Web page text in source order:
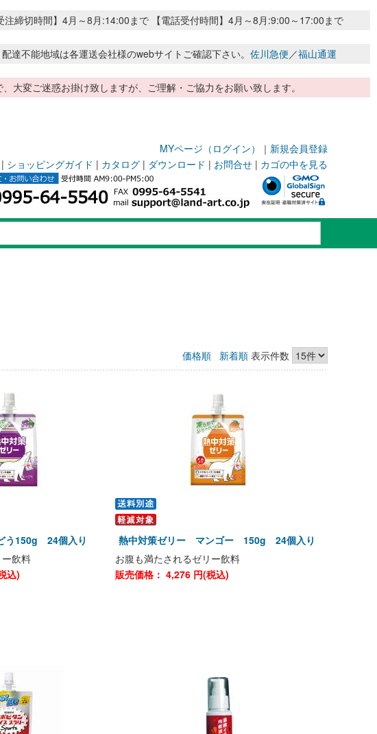
注締切時間】4月～8月:14:00まで 【電話受付時間】4月～8月:9:00～17:00まで
不能地域は各運送会社様のwebサイトご確認下さい。 佐川急便／福山通運
変ご迷惑お掛け致しますが、ご理解・ご協力をお願い致します。
MYページ（ログイン） ｜ 新規会員登録
| ショッピングガイド | カタログ | ダウンロード | お問合せ | カゴの中を見る
価格順 新着順 表示件数
う150g 24個入り
飲料
込)
熱中対策ゼリー マンゴー 150g 24個入り
お腹も満たされるゼリー飲料
販売価格： 4,276 円(税込)